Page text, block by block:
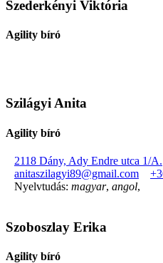
Szederkényi Viktória
Agility bíró
Szilágyi Anita
Agility bíró
2118 Dány, Ady Endre utca 1/A.
anitaszilagyi89@gmail.com
Nyelvtudás: magyar, angol,
Szoboszlay Erika
Agility bíró